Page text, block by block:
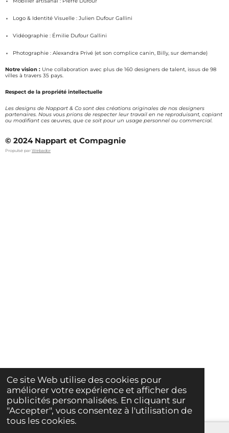
Ce site Web utilise des cookies pour
améliorer votre expérience et afficher des
publicités personnalisées. En cliquant sur
"Accepter", vous consentez à l'utilisation de
tous les cookies.
r
m
o
Logo & Identité Visuelle : Julien Dufour Gallini
Vidéographie : Émilie Dufour Gallini
Photographie : Alexandra Privé (et son complice canin, Billy, sur demande)
Notre vision : Une collaboration avec plus de 160 designers de talent, issus de 98
villes à travers 35 pays.
Respect de la propriété intellectuelle
Les designs de Nappart & Co sont des créations originales de nos designers
partenaires. Nous vous prions de respecter leur travail en ne reproduisant, copiant
ou modifiant ces œuvres, que ce soit pour un usage personnel ou commercial.
© 2024 Nappart et Compagnie
Propulsé par Webador